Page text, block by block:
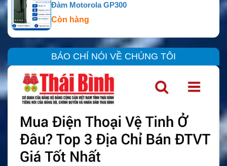
Đàm Motorola GP300
Còn hàng
BÁO CHÍ NÓI VỀ CHÚNG TÔI